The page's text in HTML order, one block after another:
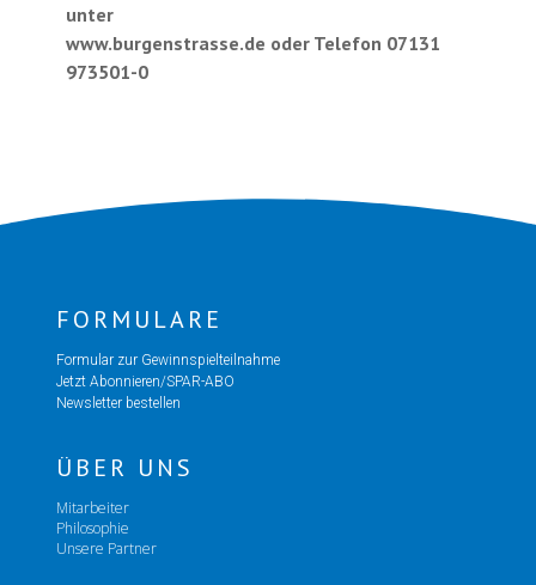
unter
www.burgenstrasse.de oder Telefon 07131
973501-0
FORMULARE
Formular zur Gewinnspielteilnahme
Jetzt Abonnieren/SPAR-ABO
Newsletter bestellen
ÜBER UNS
Mitarbeiter
Philosophie
Unsere Partner